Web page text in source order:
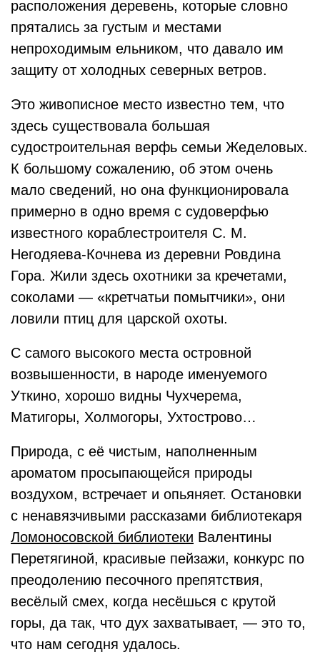
расположения деревень, которые словно
прятались за густым и местами
непроходимым ельником, что давало им
защиту от холодных северных ветров.
Это живописное место известно тем, что
здесь существовала большая
судостроительная верфь семьи Жеделовых.
К большому сожалению, об этом очень
мало сведений, но она функционировала
примерно в одно время с судоверфью
известного кораблестроителя С. М.
Негодяева-Кочнева из деревни Ровдина
Гора. Жили здесь охотники за кречетами,
соколами — «кретчатьи помытчики», они
ловили птиц для царской охоты.
С самого высокого места островной
возвышенности, в народе именуемого
Уткино, хорошо видны Чухчерема,
Матигоры, Холмогоры, Ухтострово…
Природа, с её чистым, наполненным
ароматом просыпающейся природы
воздухом, встречает и опьяняет. Остановки
с ненавязчивыми рассказами библиотекаря
Ломоносовской библиотеки Валентины
Перетягиной, красивые пейзажи, конкурс по
преодолению песочного препятствия,
весёлый смех, когда несёшься с крутой
горы, да так, что дух захватывает, — это то,
что нам сегодня удалось.